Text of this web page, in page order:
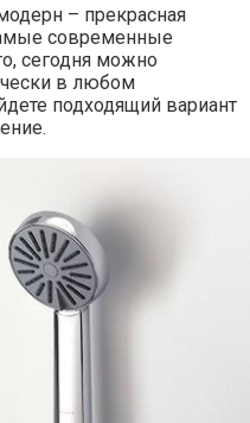
– прекрасная
современные
сегодня можно
в любом
подходящий вариант